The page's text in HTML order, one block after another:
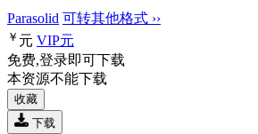
Parasolid 可转其他格式 ››
￥ 元 VIP元
免费,登录即可下载
本资源不能下载
收藏
下载